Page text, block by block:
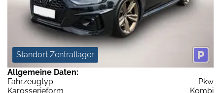
Standort Zentrallager
Allgemeine Daten:
Fahrzeugtyp
Pkw
Karosserieform
Kombi